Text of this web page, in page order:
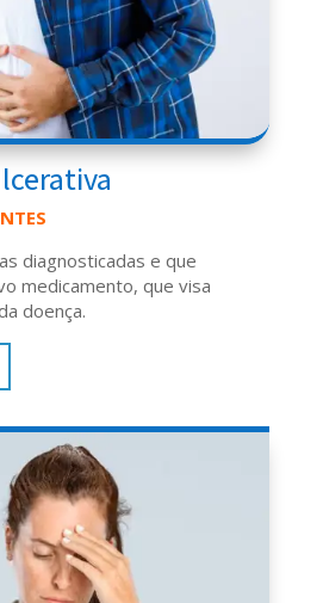
diagnosticadas e que
medicamento, que visa
doença.